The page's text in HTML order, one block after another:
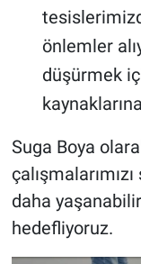
önlemler
düşürmek
Suga Boya
daha
hedefliyoruz.